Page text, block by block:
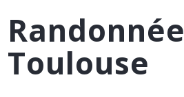
Randonnée
Toulouse